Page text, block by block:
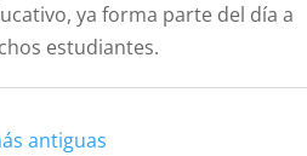
ya forma parte del día a
estudiantes.
antiguas